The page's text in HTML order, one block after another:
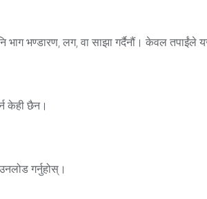
भाग भण्डारण, लग, वा साझा गर्दैनौं। केवल तपाईंले
केही छैन।
गर्नुहोस्।